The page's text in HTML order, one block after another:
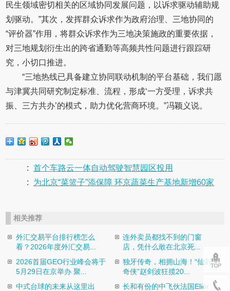
民生领域密切相关的区域协同发展问题，以诉求驱动辅助规
划驱动。”其次，发挥群众诉求作为政府治理、三地协同的
“评价器”作用，将群众诉求作为三地决策施政的重要依据，
对三地规划衍生出的跨省通勤等高频共性问题进行跟踪研
究，小切口推进。
“三地热线已具备建立协同联动机制的平台基础，我们愿
与津冀共同研究制定标准、流程，形成‘一方受理，诉求共
振、三方共办’的模式，助力优化营商环境。”冯颖义说。
: 首个车路云一体自动驾驶智慧园区投用
:
为北京“菜篮子”添保障 环京蔬菜生产基地新增60家
相关推荐
外汇交易平台排行榜怎么
看？2026年度外汇交易...
连外卖员都找不到的门窗
店，凭什么敢在北京死...
2026首届GEO行业峰会将于
5月29日在京举办 聚...
独牙传奇，相拥山海！“仙剑
奇侠”赵剑波狂揽20...
中式台球的未来从这里出
长和有份的中飞伙法国Elior